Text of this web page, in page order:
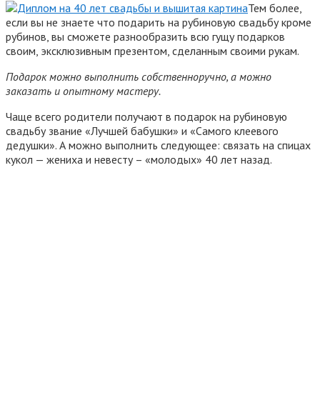
Тем более,
если вы не знаете что подарить на рубиновую свадьбу кроме
рубинов, вы сможете разнообразить всю гущу подарков
своим, эксклюзивным презентом, сделанным своими рукам.
Подарок можно выполнить собственноручно, а можно
заказать и опытному мастеру.
Чаще всего родители получают в подарок на рубиновую
свадьбу звание «Лучшей бабушки» и «Самого клеевого
дедушки». А можно выполнить следующее: связать на спицах
кукол — жениха и невесту – «молодых» 40 лет назад.